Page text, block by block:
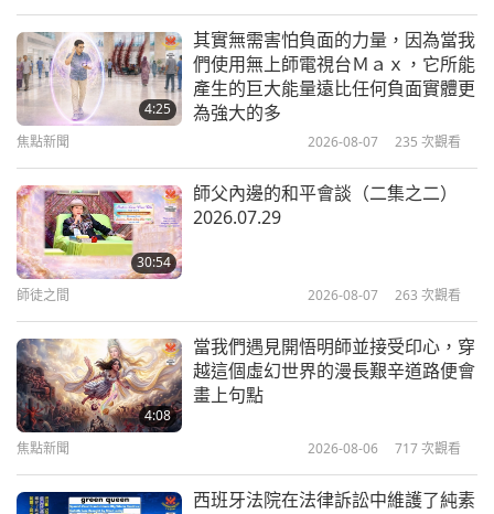
一些喜悅。請您知道，於此最後戰役中，仍有許多弟
子與您並肩作戰。我們祝您時時刻刻一切順利。僅代
表我的團隊致上我們所有的愛與敬重，公榮來自悠樂
（越南）
充滿希望的公榮和團隊，您們本能地想為師父的崇高
使命伸出援手，對應著一句俗語：「有志者事竟
成」。
師父提供一些鼓勵話語：
「熱忱的公榮和團隊，哇！
真是個好消息啊！確實，這帶給我心滿心歡喜，我流
下了對上帝的感激之淚，感謝派你們來到這個世界來
幫助拯救它！好愛悠樂！感謝你們奉獻時間和心力，
優先處理需要事項。讓我們希望許多人會善用這個寶
貴訊息來加強正面能量泡泡，帶來好運並保護悠樂和
無上師電視台是地球上幫助人們開悟
的最好工具之一，不僅透過其內容，
還透過其所散發出不可思議的加持力
無上師電視台Ｍａｘ是一個強大、有
用，極大地增加周圍的福祐
透過結合最有力量的每日祈禱文和無
上師電視台Ｍａｘ，我們可以真正讓
們的設備而成為地球的一個治癒者
4:25
其實無需害怕負面的力量，因為當我
們使用無上師電視台Ｍａｘ，它所能
產生的巨大能量遠比任何負面實體更
為強大的多
焦點新聞 2026-08-07 235 次觀看
30:54
師父內邊的和平會談（二集之二）
2026.07.29
師徒之間 2026-08-07 263 次觀看
4:08
當我們遇見開悟明師並接受印心，穿
越這個虛幻世界的漫長艱辛道路便會
畫上句點
焦點新聞 2026-08-06 717次觀看
西班牙法院在法律訴訟中維護了純素